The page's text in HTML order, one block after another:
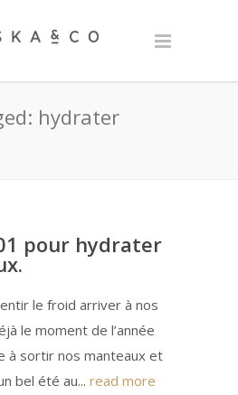
hydrater
pour hydrater
le froid arriver à nos
le moment de l’année
à sortir nos manteaux et
bel été au... read more